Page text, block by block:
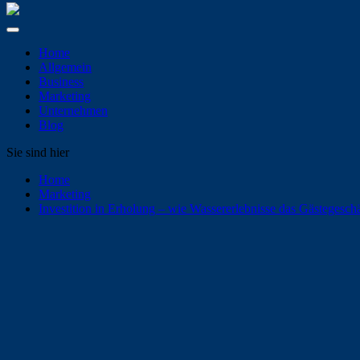
Home
Allgemein
Business
Marketing
Unternehmen
Blog
Sie sind hier
Home
Marketing
Investition in Erholung – wie Wassererlebnisse das